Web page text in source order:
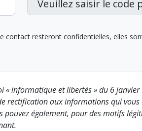
contact resteront confidentielles, elles
« informatique et libertés » du 6
rectification aux informations qui vous
pouvez également, pour des motifs